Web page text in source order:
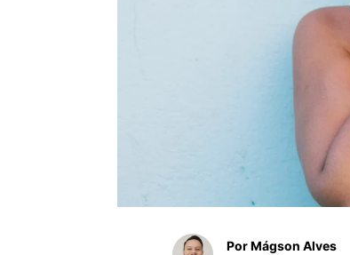
Por Mágson Alves